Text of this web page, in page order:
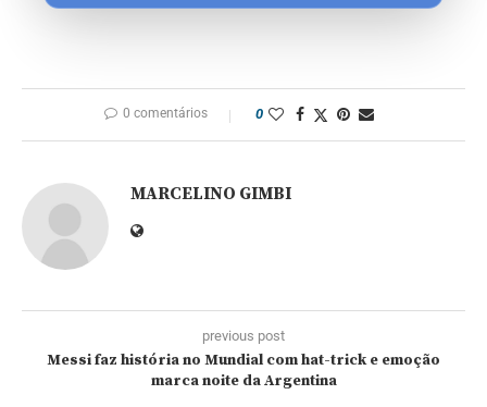
0 comentários 0
MARCELINO GIMBI
previous post
Messi faz história no Mundial com hat-trick e emoção
marca noite da Argentina